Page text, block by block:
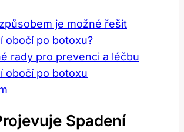
je možné řešit
obočí po botoxu?
rady pro prevenci a léčbu
obočí po botoxu
Spadení